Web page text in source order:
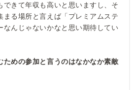
できて年収も高いと思いますし、そ
まる場所と言えば「プレミアムステ
なんじゃないかなと思い期待してい
めの参加と言うのはなかなか素敵